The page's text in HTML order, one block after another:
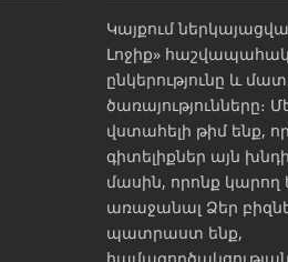
Կայքում
Լոջիք»
ընկերությունը և
ծառայությունները։
վստահելի թիմ ենք,
գիտելիքներ այն
մասին, որոնք կարող
առաջանալ Ձեր
պատրաստ ենք,